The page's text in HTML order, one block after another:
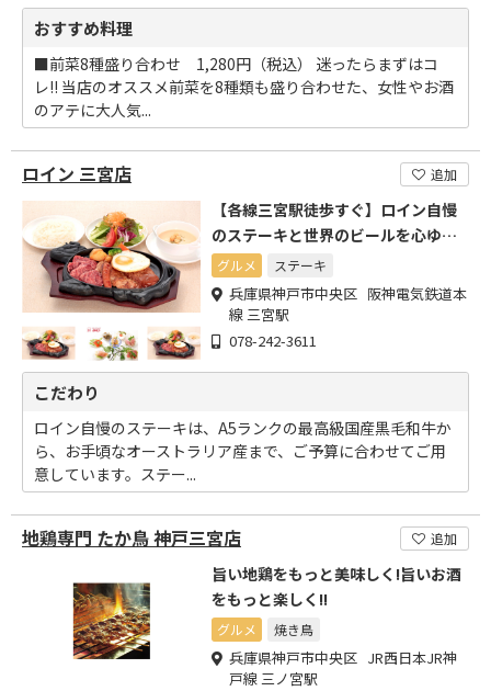
おすすめ料理
■前菜8種盛り合わせ 1,280円（税込） 迷ったらまずはコ
レ!! 当店のオススメ前菜を8種類も盛り合わせた、女性やお酒
のアテに大人気...
ロイン 三宮店 追加
【各線三宮駅徒歩すぐ】ロイン自慢
のステーキと世界のビールを心ゆく
までお楽しみください!
グルメ ステーキ
兵庫県神戸市中央区 阪神電気鉄道本
線 三宮駅
078-242-3611
こだわり
ロイン自慢のステーキは、A5ランクの最高級国産黒毛和牛か
ら、お手頃なオーストラリア産まで、ご予算に合わせてご用
意しています。ステー...
地鶏専門 たか鳥 神戸三宮店 追加
旨い地鶏をもっと美味しく!旨いお酒
をもっと楽しく!!
グルメ 焼き鳥
兵庫県神戸市中央区 JR西日本JR神
戸線 三ノ宮駅